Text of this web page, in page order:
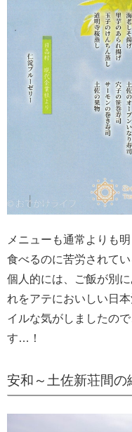
メニューも通常よりも
食べるのに苦労されて
個人的には、ご飯が別
れをアテにおいしい日
イルな気がしましたの
す…！
安和～土佐新荘間の